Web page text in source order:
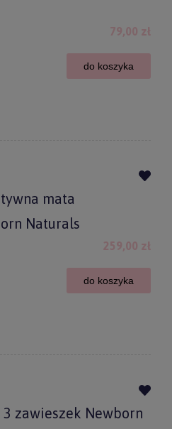
79,00 zł
do koszyka
mata
Naturals
259,00 zł
do koszyka
zawieszek Newborn